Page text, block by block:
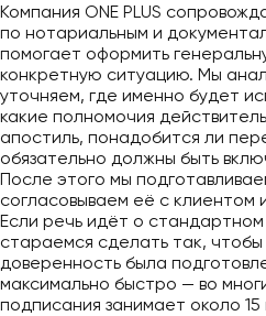
Компания ONE PLUS
по нотариальным и
помогает оформить
конкретную ситуацию. Мы
уточняем, где именно будет
какие полномочия
апостиль, понадобится ли
обязательно должны быть
После этого мы
согласовываем её с клиентом
Если речь идёт о
стараемся сделать так,
доверенность была
максимально быстро — во
подписания занимает около 15